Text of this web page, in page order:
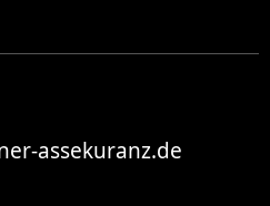
assekuranz.de